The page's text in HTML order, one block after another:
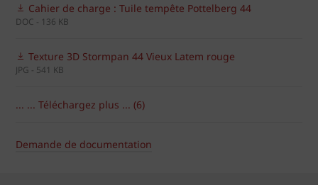
Cahier de charge : Tuile tempête Pottelberg 44
DOC - 136 KB
Texture 3D Stormpan 44 Vieux Latem rouge
JPG - 541 KB
... ... Téléchargez plus ... (6)
Demande de documentation